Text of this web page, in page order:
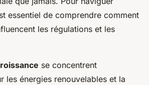
essentiel de comprendre comment
les régulations et les
se concentrent
les énergies renouvelables et la